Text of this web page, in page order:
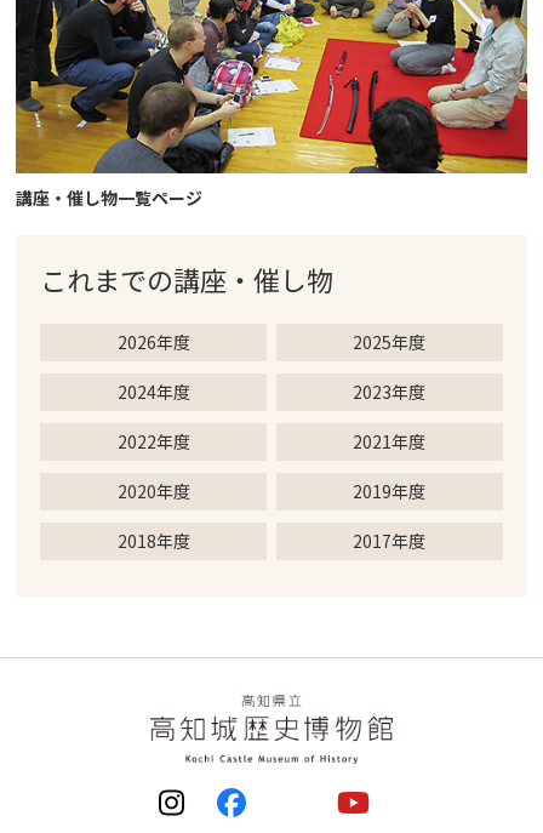
講座・催し物一覧ページ
これまでの講座・催し物
2026年度 2025年度
2024年度 2023年度
2022年度 2021年度
2020年度 2019年度
2018年度 2017年度